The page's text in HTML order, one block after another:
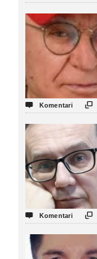
 Komentari 
 Komentari 